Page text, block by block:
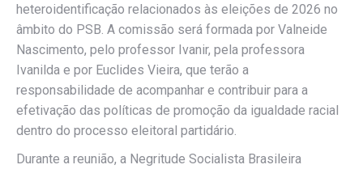
heteroidentificação relacionados às eleições de 2026 no
âmbito do PSB. A comissão será formada por Valneide
Nascimento, pelo professor Ivanir, pela professora
Ivanilda e por Euclides Vieira, que terão a
responsabilidade de acompanhar e contribuir para a
efetivação das políticas de promoção da igualdade racial
dentro do processo eleitoral partidário.
Durante a reunião, a Negritude Socialista Brasileira